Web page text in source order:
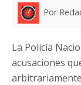
Por
La Policía
acusaciones